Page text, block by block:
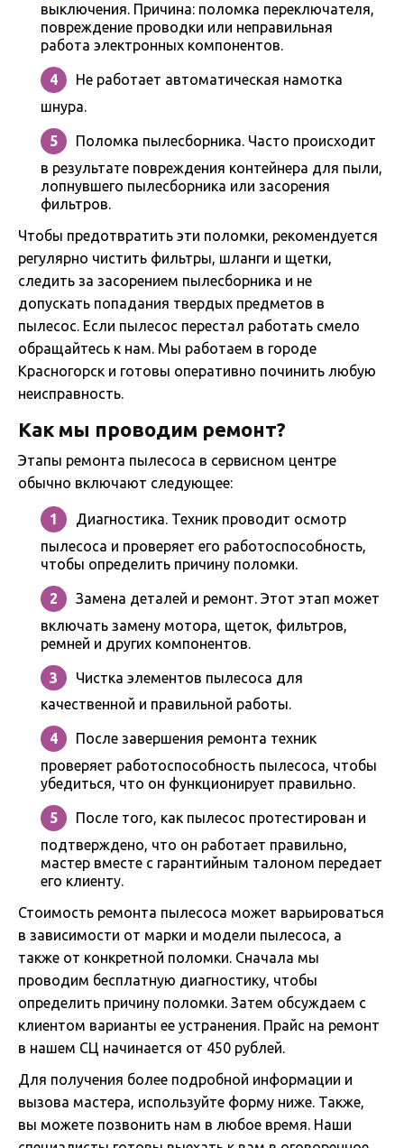
выключения. Причина: поломка переключателя,
повреждение проводки или неправильная
работа электронных компонентов.
Не работает автоматическая намотка
шнура.
Поломка пылесборника. Часто происходит
в результате повреждения контейнера для пыли,
лопнувшего пылесборника или засорения
фильтров.
Чтобы предотвратить эти поломки, рекомендуется
регулярно чистить фильтры, шланги и щетки,
следить за засорением пылесборника и не
допускать попадания твердых предметов в
пылесос. Если пылесос перестал работать смело
обращайтесь к нам. Мы работаем в городе
Красногорск и готовы оперативно починить любую
неисправность.
Как мы проводим ремонт?
Этапы ремонта пылесоса в сервисном центре
обычно включают следующее:
Диагностика. Техник проводит осмотр
пылесоса и проверяет его работоспособность,
чтобы определить причину поломки.
Замена деталей и ремонт. Этот этап может
включать замену мотора, щеток, фильтров,
ремней и других компонентов.
Чистка элементов пылесоса для
качественной и правильной работы.
После завершения ремонта техник
проверяет работоспособность пылесоса, чтобы
убедиться, что он функционирует правильно.
После того, как пылесос протестирован и
подтверждено, что он работает правильно,
мастер вместе с гарантийным талоном передает
его клиенту.
Стоимость ремонта пылесоса может варьироваться
в зависимости от марки и модели пылесоса, а
также от конкретной поломки. Сначала мы
проводим бесплатную диагностику, чтобы
определить причину поломки. Затем обсуждаем с
клиентом варианты ее устранения. Прайс на ремонт
в нашем СЦ начинается от 450 рублей.
Для получения более подробной информации и
вызова мастера, используйте форму ниже. Также,
вы можете позвонить нам в любое время. Наши